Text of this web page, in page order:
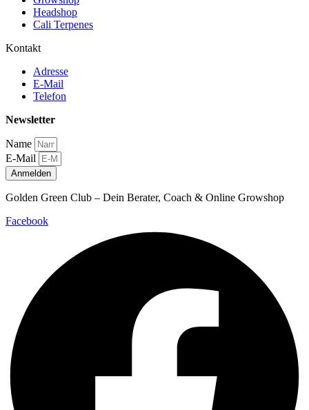
Headshop
Cali Terpenes
Kontakt
Adresse
E-Mail
Telefon
Newsletter
Name
E-Mail
Anmelden
Golden Green Club – Dein Berater, Coach & Online Growshop
Facebook